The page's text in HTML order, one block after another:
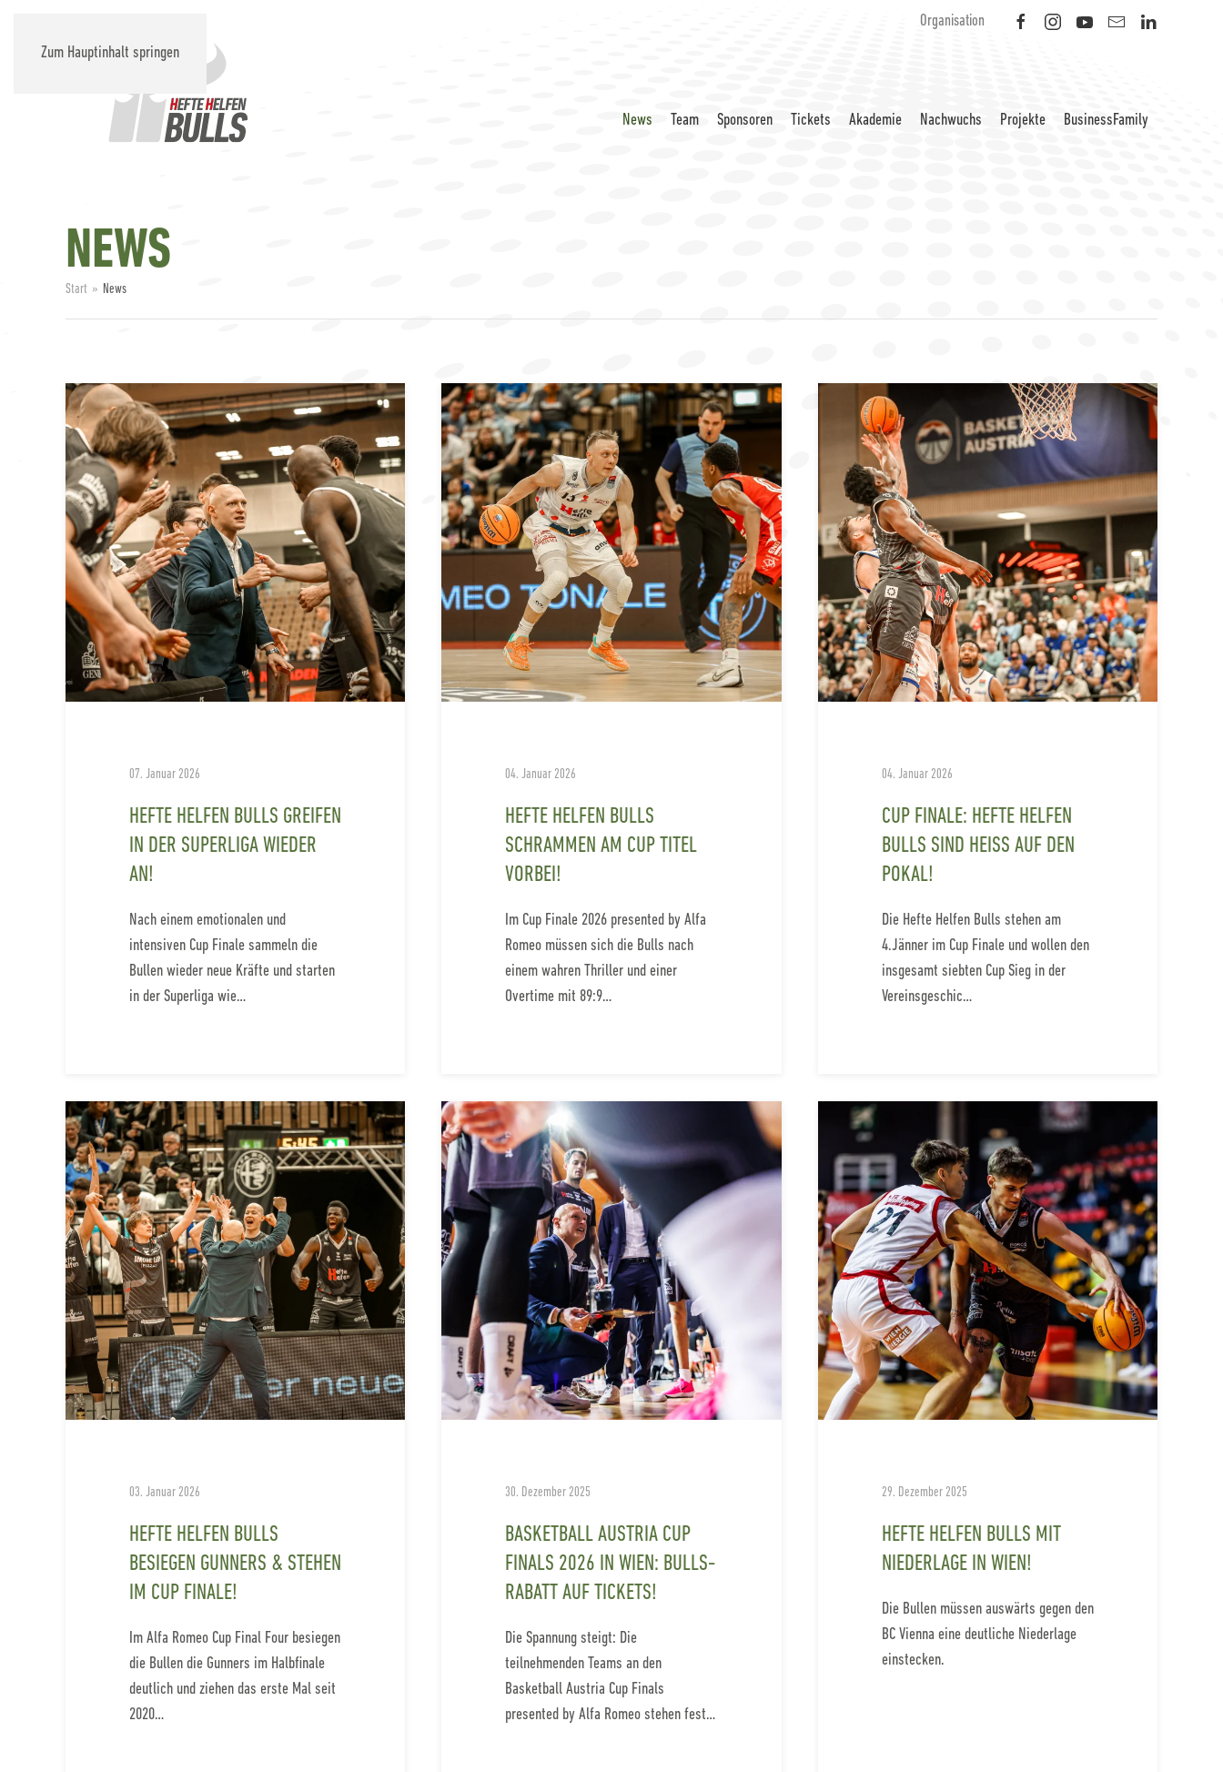
Zum Hauptinhalt springen
Organisation
News Team Sponsoren Tickets Akademie Nachwuchs Projekte BusinessFamily
NEWS
Start News
07. Januar 2026
HEFTE HELFEN BULLS GREIFEN
IN DER SUPERLIGA WIEDER
AN!
Nach einem emotionalen und
intensiven Cup Finale sammeln die
Bullen wieder neue Kräfte und starten
in der Superliga wie…
04. Januar 2026
HEFTE HELFEN BULLS
SCHRAMMEN AM CUP TITEL
VORBEI!
Im Cup Finale 2026 presented by Alfa
Romeo müssen sich die Bulls nach
einem wahren Thriller und einer
Overtime mit 89:9…
04. Januar 2026
CUP FINALE: HEFTE HELFEN
BULLS SIND HEISS AUF DEN P
OKAL!
Die Hefte Helfen Bulls stehen am
4.Jänner im Cup Finale und wollen den
insgesamt siebten Cup Sieg in der
Vereinsgeschic…
03. Januar 2026
HEFTE HELFEN BULLS
BESIEGEN GUNNERS & STEHEN
IM CUP FINALE!
Im Alfa Romeo Cup Final Four besiegen
die Bullen die Gunners im Halbfinale
deutlich und ziehen das erste Mal seit
2020…
30. Dezember 2025
BASKETBALL AUSTRIA CUP
FINALS 2026 IN WIEN: BULLS-
RABATT AUF TICKETS!
Die Spannung steigt: Die
teilnehmenden Teams an den
Basketball Austria Cup Finals
presented by Alfa Romeo stehen fest…
29. Dezember 2025
HEFTE HELFEN BULLS MIT
NIEDERLAGE IN WIEN!
Die Bullen müssen auswärts gegen den
BC Vienna eine deutliche Niederlage
einstecken.